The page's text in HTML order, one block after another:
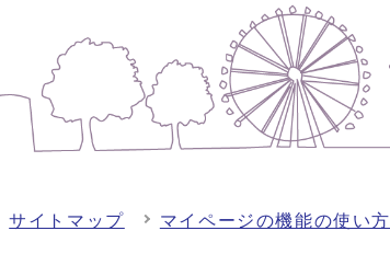
サイトマップ マイページの機能の使い方